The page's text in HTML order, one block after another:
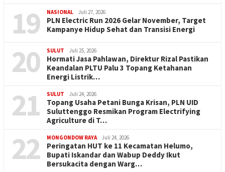
19 NASIONAL Juli 27, 2026
PLN Electric Run 2026 Gelar November, Target
Kampanye Hidup Sehat dan Transisi Energi
20 SULUT Juli 25, 2026
Hormati Jasa Pahlawan, Direktur Rizal Pastikan
Keandalan PLTU Palu 3 Topang Ketahanan
Energi Listrik…
21 SULUT Juli 24, 2026
Topang Usaha Petani Bunga Krisan, PLN UID
Suluttenggo Resmikan Program Electrifying
Agriculture di T…
22 MONGONDOW RAYA Juli 24, 2026
Peringatan HUT ke 11 Kecamatan Helumo,
Bupati Iskandar dan Wabup Deddy Ikut
Bersukacita dengan Warg…